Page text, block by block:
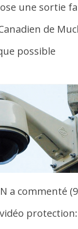
une sortie
de
possible
a commenté
protection: